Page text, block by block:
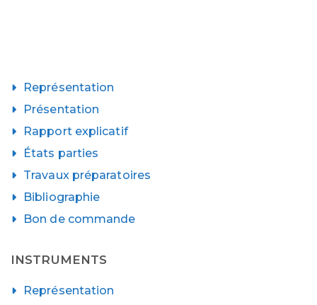
Représentation
Présentation
Rapport explicatif
États parties
Travaux préparatoires
Bibliographie
Bon de commande
INSTRUMENTS
Représentation